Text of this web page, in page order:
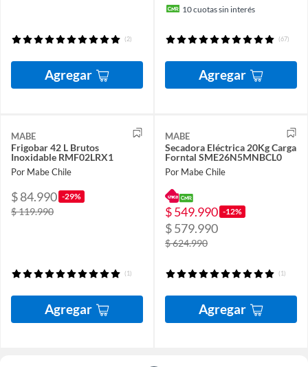
(2)
Agregar
10cuotas sin interés
(67)
Agregar
MABE
Frigobar 42 L Brutos
Inoxidable RMF02LRX1
Por Mabe Chile
$ 84.990 -29%
$ 119.990
(1)
Agregar
MABE
Secadora Eléctrica 20Kg Carga
Forntal SME26N5MNBCL0
Por Mabe Chile
$ 549.990 -12%
$ 579.990
$ 624.990
(1)
Agregar